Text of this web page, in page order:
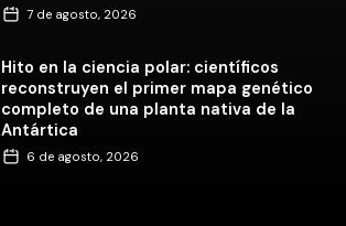
7 de agosto, 2026
Hito en la ciencia polar: científicos
reconstruyen el primer mapa genético
completo de una planta nativa de la
Antártica
6 de agosto, 2026